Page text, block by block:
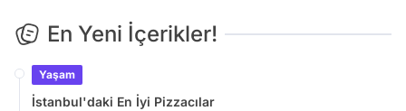
En Yeni İçerikler!
Yaşam
İstanbul'daki En İyi Pizzacılar